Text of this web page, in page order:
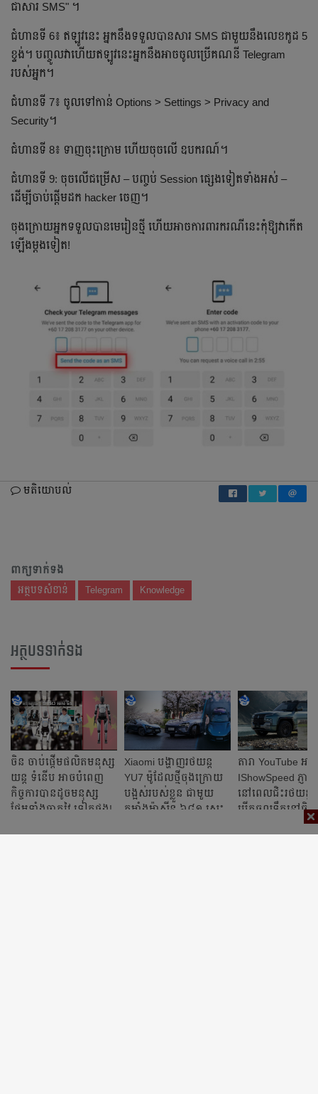
ជាសារ SMS" ។
ជំហានទី 6៖ ឥឡូវនេះ អ្នកនឹងទទួលបានសារ SMS ជាមួយនឹងលេខកូដ 5
ខ្ទង់។ បញ្ចូលវាហើយឥឡូវនេះអ្នកនឹងអាចចូលប្រើគណនី Telegram
របស់អ្នក។
ជំហានទី 7៖ ចូលទៅកាន់ Options > Settings > Privacy and
Security។
ជំហានទី 8៖ ទាញចុះក្រោម ហើយចុចលើ ឧបករណ៍។
ជំហានទី 9: ចុចលើជម្រើស – បញ្ចប់ Session ផ្សេងទៀតទាំងអស់ –
ដើម្បីចាប់ផ្ដើមដក hacker ចេញ។
ចុងក្រោយអ្នកទទួលបានមេរៀន​ថ្មី ហើយ​អាច​ការពារករណី​នេះ​កុំឱ្យវាកើត
ឡើងម្តងទៀត!
មតិយោបល់
ពាក្យទាក់ទង
អត្ថបទសំខាន់ Telegram Knowledge
អត្ថបទទាក់ទង
ចិន ចាប់ផ្តើមផលិតមនុស្ស
យន្ត ទំនើប អាចបំពេញ
កិច្ចការបានដូចមនុស្ស
ថែមទាំងឆ្លាតវៃ ទៀតផង!
Xiaomi បង្ហាញរថយន្ត
YU7 ម៉ូដែលថ្មីចុងក្រោយ
បង្អស់របស់ខ្លួន ជាមួយ
កម្លាំងម៉ាស៊ីន ៦៨១ សេះ
តារា YouTube អា
IShowSpeed ភ្ញាក់
នៅពេលជិះរថយន្ត
បើកចូលទឹកនៅចិន